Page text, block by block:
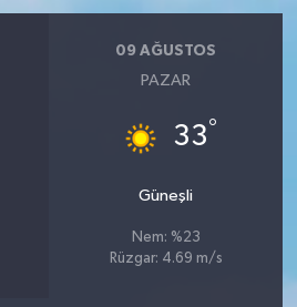
09 AĞUSTOS
PAZAR
33°
Güneşli
Nem: %23
Rüzgar: 4.69 m/s